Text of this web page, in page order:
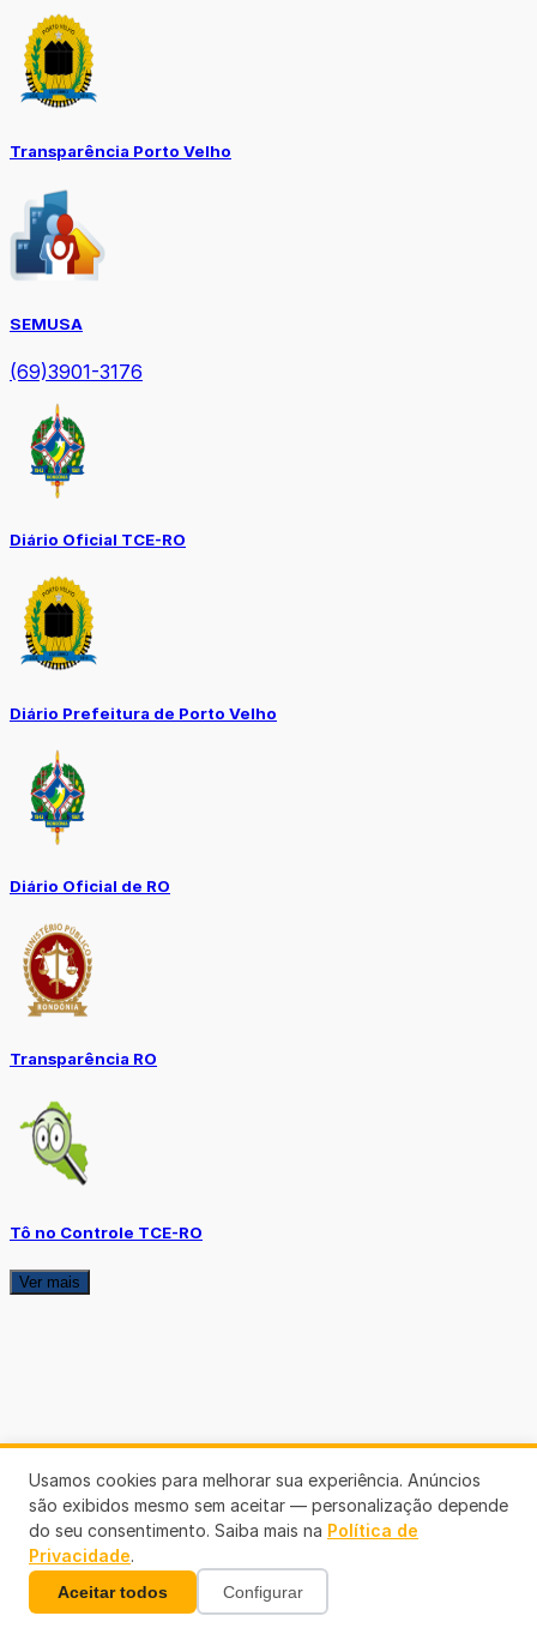
Transparência Porto Velho
SEMUSA
(69)3901-3176
Diário Oficial TCE-RO
Diário Prefeitura de Porto Velho
Diário Oficial de RO
Transparência RO
Tô no Controle TCE-RO
Ver mais
Usamos cookies para melhorar sua experiência. Anúncios
são exibidos mesmo sem aceitar — personalização depende
do seu consentimento. Saiba mais na Política de
Privacidade.
Aceitar todos Configurar